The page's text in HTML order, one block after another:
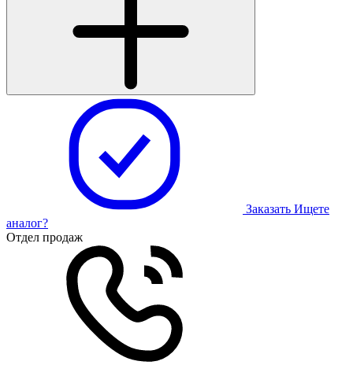
Заказать Ищете
аналог?
Отдел продаж